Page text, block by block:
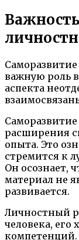
важную роль
аспекта
расширения
опыта. Это
стремится к
Он осознает,
материал не
развивается.
Личностный
человека, его
компетенций.